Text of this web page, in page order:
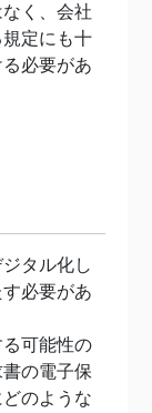
く、会社
定にも十
必要があ
タル化し
必要があ
可能性の
の電子保
のような